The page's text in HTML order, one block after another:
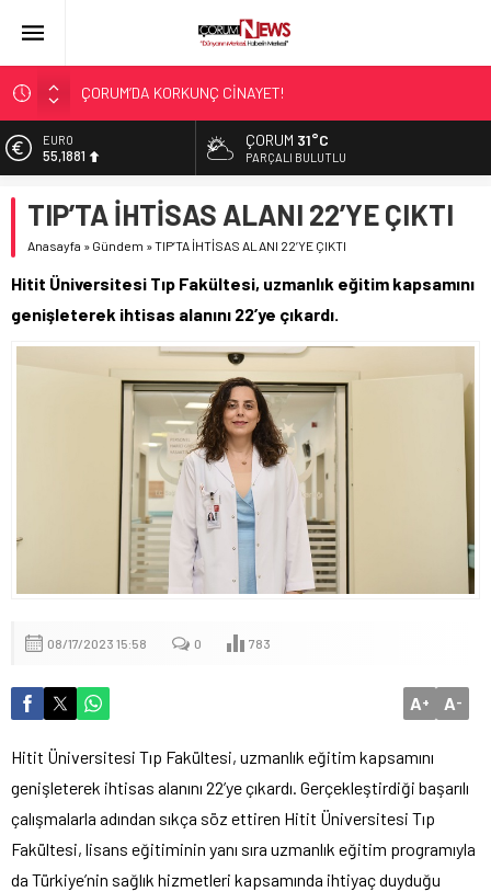
SIR PERDESİ ÇÖZÜLDÜ!
ÇORUM ŞEKER’İN SATIŞINA ONAY
ÇATIDAN DÜŞTÜ!
EURO
55,1881
6.660,55
BİST
47,7111
ÇORUM 31°C
PARÇALI BULUTLU
TIP’TA İHTİSAS ALANI 22’YE ÇIKTI
Anasayfa » Gündem »TIP’TA İHTİSAS ALANI 22’YE ÇIKTI
Hitit Üniversitesi Tıp Fakültesi, uzmanlık eğitim kapsamını
genişleterek ihtisas alanını 22’ye çıkardı.
08/17/2023 15:58 0 783
A+ A-
Hitit Üniversitesi Tıp Fakültesi, uzmanlık eğitim kapsamını
genişleterek ihtisas alanını 22’ye çıkardı. Gerçekleştirdiği başarılı
çalışmalarla adından sıkça söz ettiren Hitit Üniversitesi Tıp
Fakültesi, lisans eğitiminin yanı sıra uzmanlık eğitim programıyla
da Türkiye’nin sağlık hizmetleri kapsamında ihtiyaç duyduğu